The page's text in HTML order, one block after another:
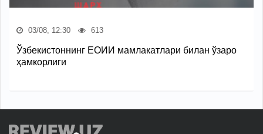
03/08, 12:30 613
Ўзбекистоннинг ЕОИИ мамлакатлари билан ўзаро
ҳамкорлиги